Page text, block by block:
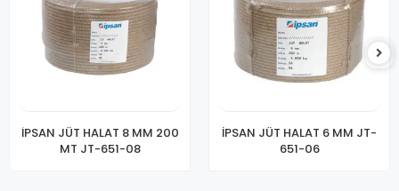
İPSAN JÜT HALAT 8 MM 200
MT JT-651-08
İPSAN JÜT HALAT 6 MM JT-
651-06